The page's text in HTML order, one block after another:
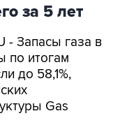
за 5 лет
- Запасы газа в
по итогам
до 58,1%,
Gas